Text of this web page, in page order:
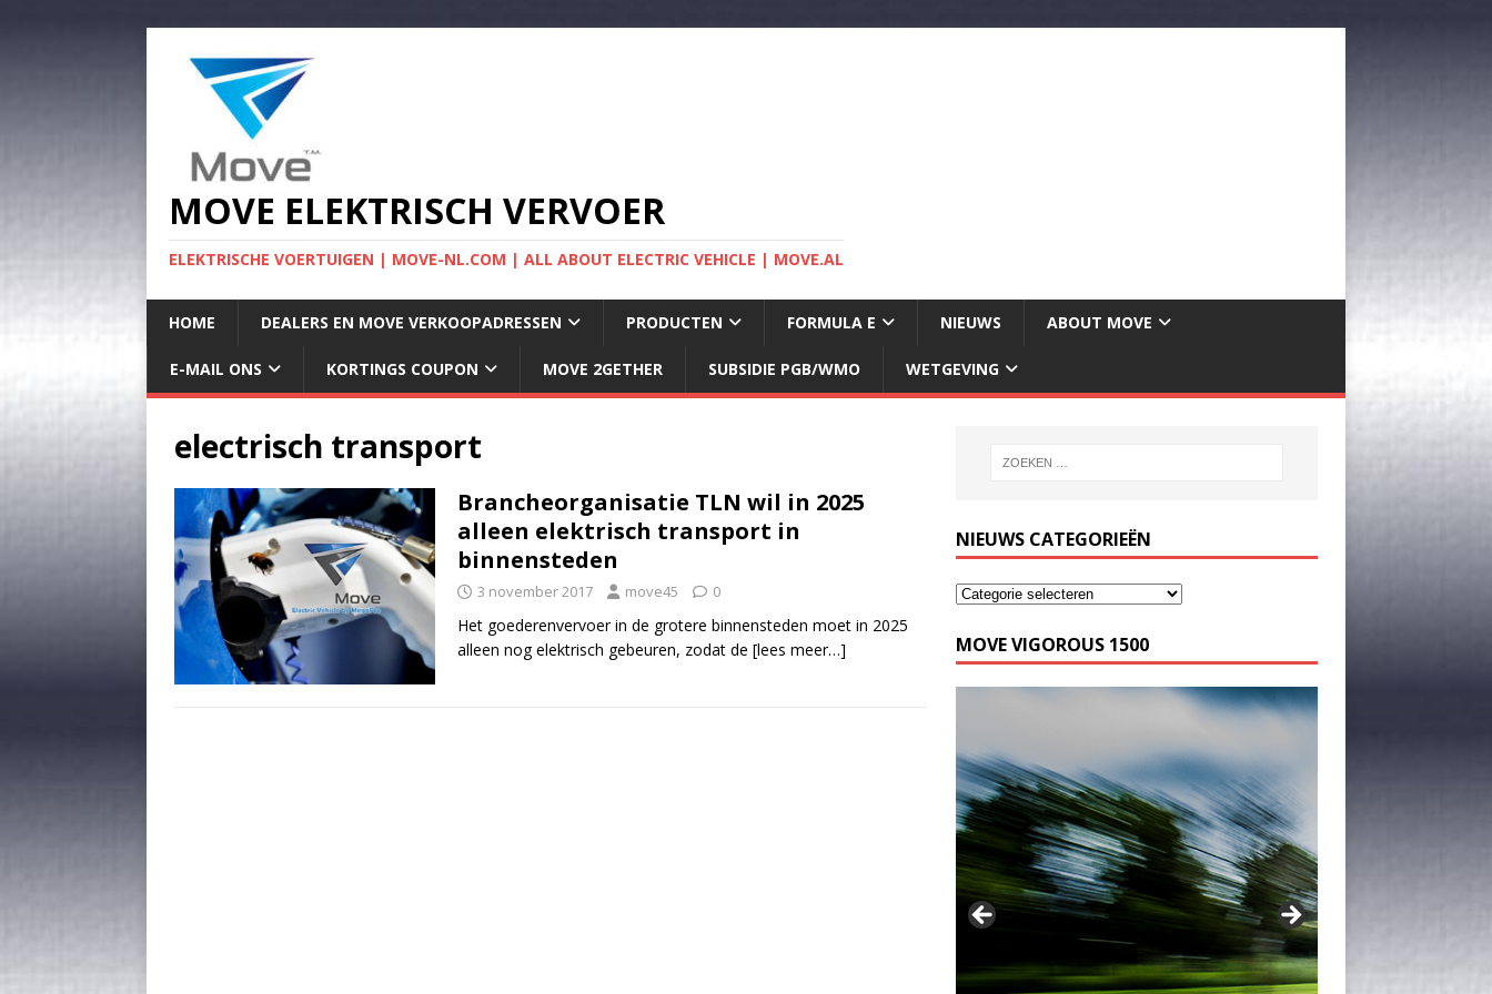
MOVE ELEKTRISCH VERVOER
ELEKTRISCHE VOERTUIGEN | MOVE-NL.COM | ALL ABOUT ELECTRIC VEHICLE | MOVE.AL
HOME DEALERS EN MOVE VERKOOPADRESSEN PRODUCTEN FORMULA E NIEUWS ABOUT MOVE
E-MAIL ONS KORTINGS COUPON MOVE 2GETHER SUBSIDIE PGB/WMO WETGEVING
electrisch transport
Brancheorganisatie TLN wil in 2025
alleen elektrisch transport in
binnensteden
3 november 2017 move45 0
Het goederenvervoer in de grotere binnensteden moet in 2025
alleen nog elektrisch gebeuren, zodat de [lees meer…]
NIEUWS CATEGORIEËN
MOVE VIGOROUS 1500